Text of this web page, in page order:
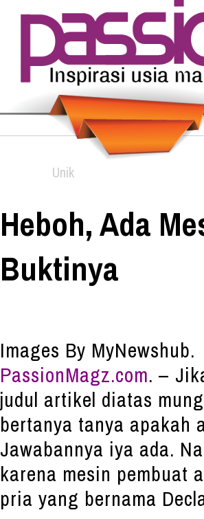
Unik
Heboh, Ada
Buktinya
Images By MyNewshub.
PassionMagz.com. –
judul artikel diatas
bertanya tanya apakah
Jawabannya iya ada.
karena mesin pembuat
pria yang bernama